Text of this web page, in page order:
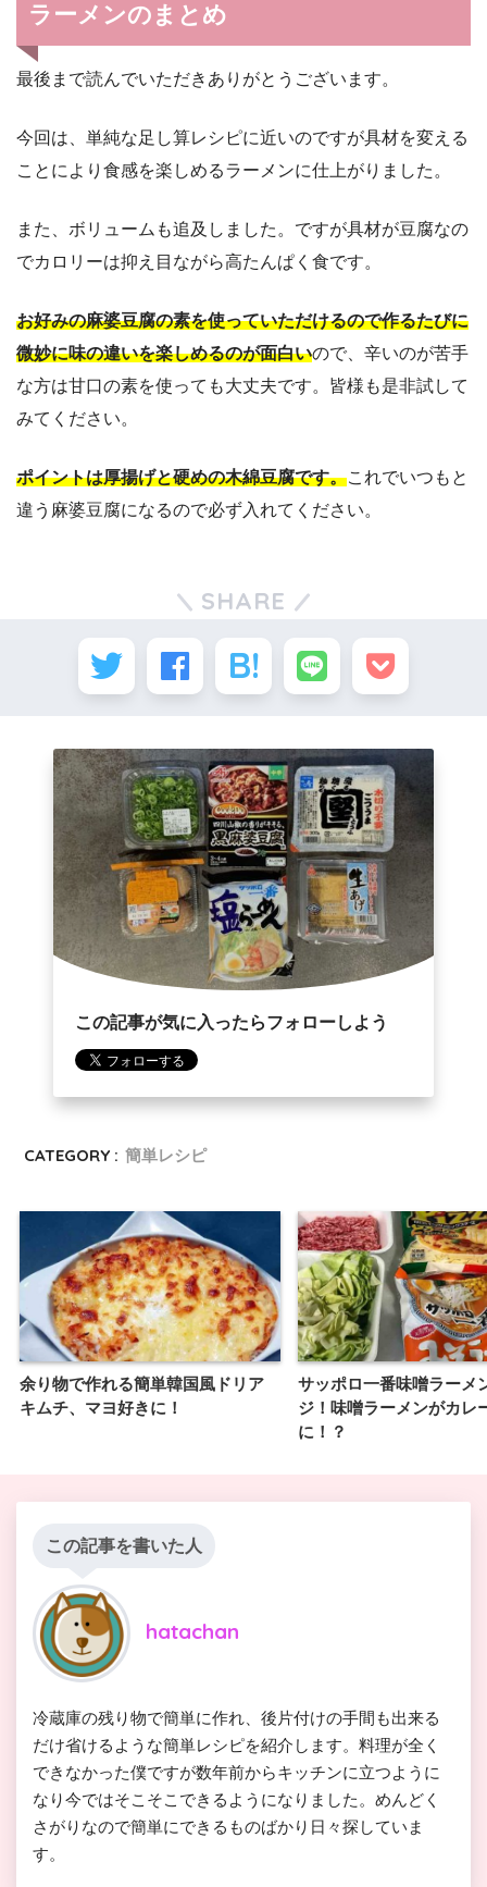
ラーメンのまとめ
最後まで読んでいただきありがとうございます。
今回は、単純な足し算レシピに近いのですが具材を変える
ことにより食感を楽しめるラーメンに仕上がりました。
また、ボリュームも追及しました。ですが具材が豆腐なの
でカロリーは抑え目ながら高たんぱく食です。
お好みの麻婆豆腐の素を使っていただけるので作るたびに
微妙に味の違いを楽しめるのが面白いので、辛いのが苦手
な方は甘口の素を使っても大丈夫です。皆様も是非試して
みてください。
ポイントは厚揚げと硬めの木綿豆腐です。これでいつもと
違う麻婆豆腐になるので必ず入れてください。
SHARE
この記事が気に入ったらフォローしよう
CATEGORY : 簡単レシピ
余り物で作れる簡単韓国風ドリア
キムチ、マヨ好きに！
サッポロ一番味噌ラーメ
ジ！味噌ラーメンがカレ
に！？
この記事を書いた人
hatachan
冷蔵庫の残り物で簡単に作れ、後片付けの手間も出来る
だけ省けるような簡単レシピを紹介します。料理が全く
できなかった僕ですが数年前からキッチンに立つように
なり今ではそこそこできるようになりました。めんどく
さがりなので簡単にできるものばかり日々探していま
す。